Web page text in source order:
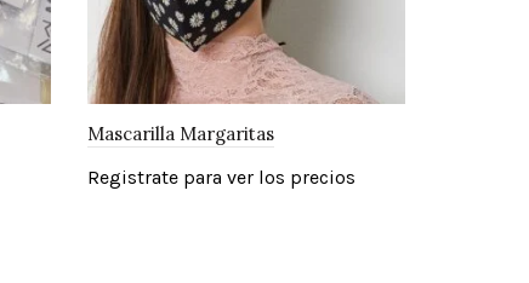
Mascarilla Margaritas
Registrate para ver los precios